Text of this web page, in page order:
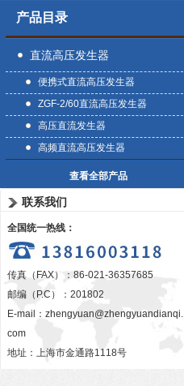
产品目录
直流高压发生器
便携式直流高压发生器
ZGF-2/60直流高压发生器
高压直流发生器
高频直流高压发生器
查看全部产品
联系我们
全国统一热线：
传真（FAX）：86-021-36357685
邮编（P.C）：201802
E-mail： zhengyuan@zhengyuandianqi.
com
地址：上海市金通路1118号